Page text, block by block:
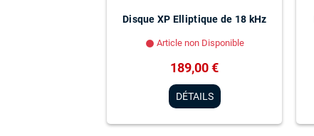
Disque XP Elliptique de 18 kHz
lens Article non Disponible
189,00 €
DÉTAILS